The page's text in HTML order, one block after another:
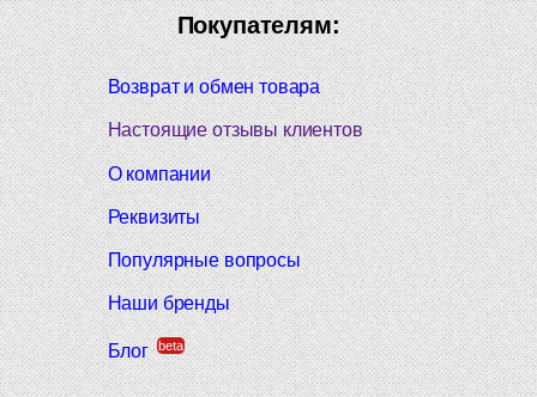
Покупателям:
Возврат и обмен товара
Настоящие отзывы клиентов
О компании
Реквизиты
Популярные вопросы
Наши бренды
Блог beta